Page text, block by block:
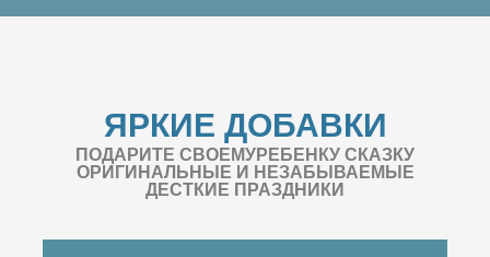
ЯРКИЕ ДОБАВКИ
ПОДАРИТЕ СВОЕМУРЕБЕНКУ СКАЗКУ
ОРИГИНАЛЬНЫЕ И НЕЗАБЫВАЕМЫЕ
ДЕСТКИЕ ПРАЗДНИКИ